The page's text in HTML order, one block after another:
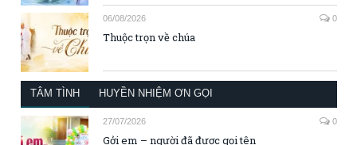
06/08/2026 0
Thuộc trọn về chúa
TÂM TÌNH HUYỀN NHIỆM ƠN GỌI
27/07/2026 0
Gởi em – người đã được gọi tên